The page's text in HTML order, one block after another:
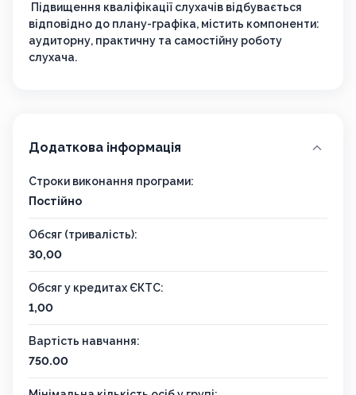
Підвищення кваліфікації слухачів відбувається
відповідно до плану-графіка, містить компоненти:
аудиторну, практичну та самостійну роботу
слухача.
Додаткова інформація
Строки виконання програми:
Постійно
Обсяг (тривалість):
30,00
Обсяг у кредитах ЄКТС:
1,00
Вартість навчання:
750.00